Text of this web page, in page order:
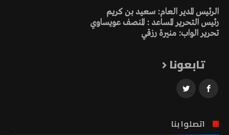
الرئيس المدير العام: سعيد بن كريم
رئيس التحرير المساعد : المنصف عويساوي
تحرير الواب: منيرة رزقي
تابعونا
اتصلوا بنا